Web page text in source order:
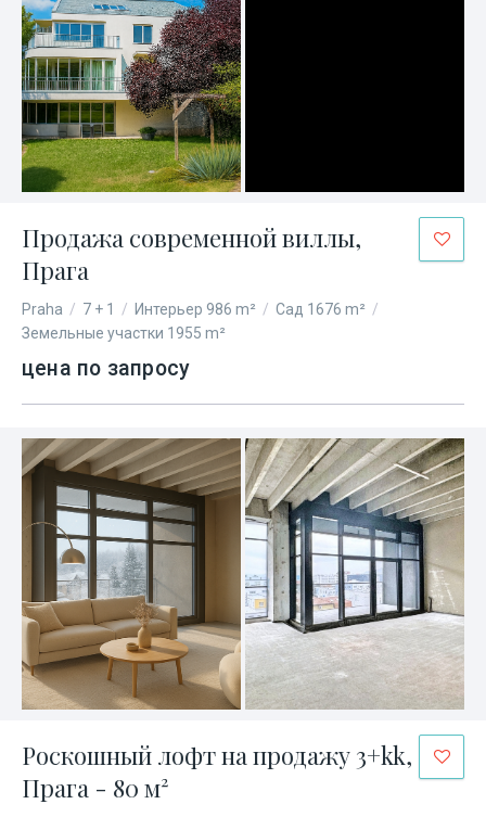
Продажа современной виллы,
Прага
Praha / 7 + 1 / Интерьер 986 m² / Сад 1676 m² /
Земельные участки 1955 m²
цена по запросу
Роскошный лофт на продажу 3+kk,
Прага - 80 м²